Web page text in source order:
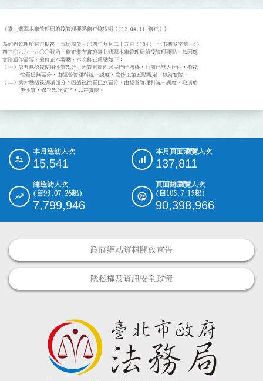
《臺北翡翠水庫管理局船筏管理要點修正總說明（112.04.11 修正）》
為加強管理所有之船筏，本局前於一○四年九月二十五日（104） 北市翡營字第一○
四三○六六一九○○號函，修正發布實施臺北翡翠水庫管理局船筏管理要點。為因應
實務運作需要，爰修正本要點，本次修正重點如下：
（一）第五點船筏使用性質部分：因管制區內居民均已遷移，目前已無人居住，船筏
（二）第六點船筏調派部分：因船筏性質已無區分，由經營管理科統一調度，取消船
      筏性質，修正部分文字，以符實際。
::: 本月造訪人次
15,541
本月頁面瀏覽人次
137,811
總造訪人次
(自93.07.26起)
7,799,946
頁面總瀏覽人次
(自105.7.15起)
90,398,966
政府網站資料開放宣告
隱私權及資訊安全政策